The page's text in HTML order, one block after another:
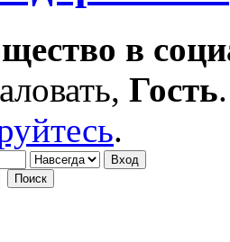
в
Гость
.